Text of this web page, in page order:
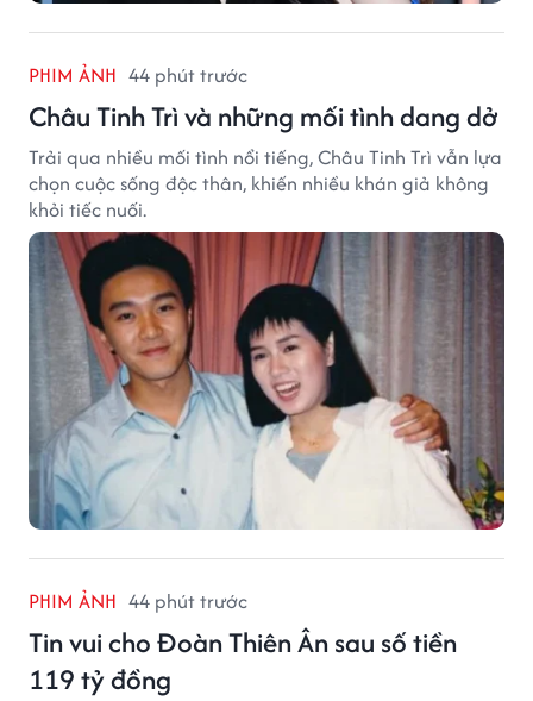
PHIM ẢNH 44 phút trước
Châu Tinh Trì và những mối tình dang dở
Trải qua nhiều mối tình nổi tiếng, Châu Tinh Trì vẫn lựa
chọn cuộc sống độc thân, khiến nhiều khán giả không
khỏi tiếc nuối.
PHIM ẢNH 44 phút trước
Tin vui cho Đoàn Thiên Ân sau số tiền
119 tỷ đồng